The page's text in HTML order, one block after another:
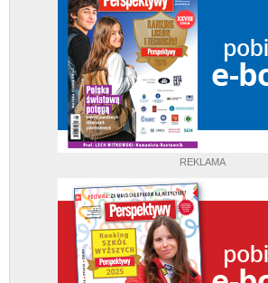
REKLAMA